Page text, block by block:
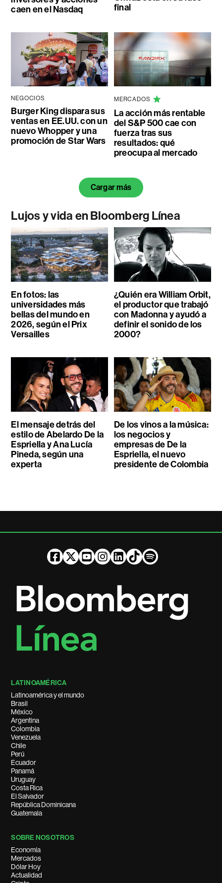
caen en el Nasdaq
final
NEGOCIOS
Burger King dispara sus
ventas en EE.UU. con un
nuevo Whopper y una
promoción de Star Wars
MERCADOS
La acción más rentable
del S&P 500 cae con
fuerza tras sus
resultados: qué
preocupa al mercado
Cargar más
Lujos y vida en Bloomberg Línea
En fotos: las
universidades más
bellas del mundo en
2026, según el Prix
Versailles
¿Quién era William Orbit,
el productor que trabajó
con Madonna y ayudó a
definir el sonido de los
2000?
El mensaje detrás del
estilo de Abelardo De la
Espriella y Ana Lucía
Pineda, según una
experta
De los vinos a la música:
los negocios y
empresas de De la
Espriella, el nuevo
presidente de Colombia
LATINOAMÉRICA
Latinoamérica y el mundo
Brasil
México
Argentina
Colombia
Venezuela
Chile
Perú
Ecuador
Panamá
Uruguay
Costa Rica
El Salvador
República Dominicana
Guatemala
SOBRE NOSOTROS
Economía
Mercados
Dólar Hoy
Actualidad